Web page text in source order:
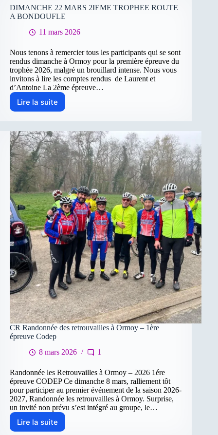
sortie
du
2
dimanche
15
mars
(79
km)
DIMANCHE 22 MARS 2IEME TROPHEE ROUTE
A BONDOUFLE
11 mars 2026
Nous tenons à remercier tous les participants qui se sont
rendus dimanche à Ormoy pour la première épreuve du
trophée 2026, malgré un brouillard intense. Nous vous
invitons à lire les comptes rendus de Laurent et
d’Antoine La 2ème épreuve…
Lire la suite
DIMANCHE
2IEME
TROPHEE
ROUTE
A
BONDOUFLE
CR Randonnée des retrouvailles à Ormoy – 1ère
épreuve Codep
8 mars 2026
1
Randonnée les Retrouvailles à Ormoy – 2026 1ére
épreuve CODEP Ce dimanche 8 mars, ralliement tôt
pour participer au premier événement de la saison 2026-
2027, Randonnée les retrouvailles à Ormoy. Surprise,
un invité non prévu s’est intégré au groupe, le…
Lire la suite
CR